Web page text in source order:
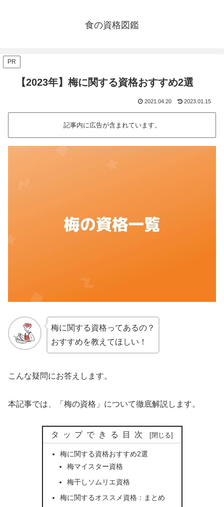
食の資格図鑑
PR
【2023年】梅に関する資格おすすめ2選
2021.04.20 2023.01.15
記事内に広告が含まれています。
梅に関する資格ってあるの？
おすすめを教えてほしい！
こんな疑問にお答えします。
本記事では、「梅の資格」について徹底解説します。
タップできる目次
梅に関する資格おすすめ2選
梅マイスター資格
梅干しソムリエ資格
梅に関するオススメ資格：まとめ